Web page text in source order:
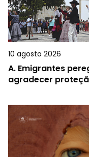
10 agosto 2026
A. Emigrantes
agradecer